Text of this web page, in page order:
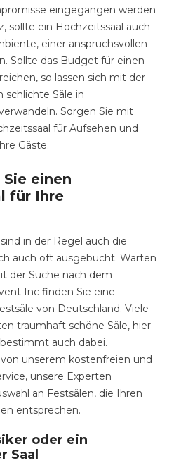
eingegangen werden
sollte ein Hochzeitssaal auch
einer anspruchsvollen
Sollte das Budget für einen
so lassen sich mit der
schlichte Säle in
Sorgen Sie mit
für Aufsehen und
Gäste.
einen
für Ihre
in der Regel auch die
auch oft ausgebucht. Warten
der Suche nach dem
Inc finden Sie eine
von Deutschland. Viele
traumhaft schöne Säle, hier
auch dabei.
unserem kostenfreien und
unsere Experten
an Festsälen, die Ihren
entsprechen.
oder ein
Saal